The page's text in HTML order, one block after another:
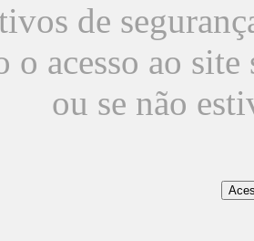
de
o acesso ao
ou se não